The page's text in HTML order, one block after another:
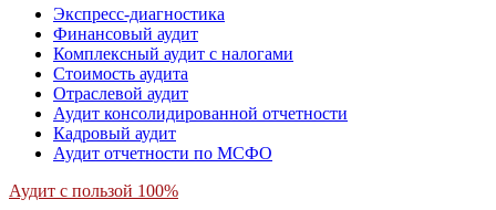
Экспресс-диагностика
Финансовый аудит
Комплексный аудит с налогами
Стоимость аудита
Отраслевой аудит
Аудит консолидированной отчетности
Кадровый аудит
Аудит отчетности по МСФО
Аудит с пользой 100%